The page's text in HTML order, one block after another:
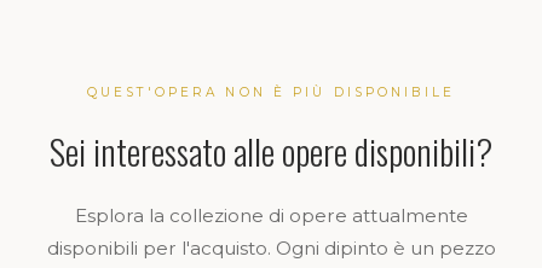
QUEST'OPERA NON È PIÙ DISPONIBILE
Sei interessato alle opere disponibili?
Esplora la collezione di opere attualmente
disponibili per l'acquisto. Ogni dipinto è un pezzo